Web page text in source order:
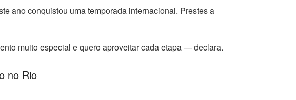
ano conquistou uma temporada internacional. Prestes a
muito especial e quero aproveitar cada etapa — declara.
no Rio